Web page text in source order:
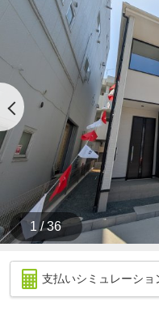
1 / 36
支払いシミュレーショ